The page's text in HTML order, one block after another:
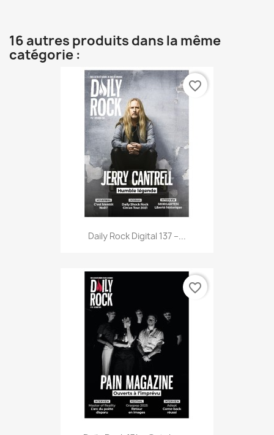
16 autres produits dans la même
catégorie :
Daily Rock Digital 137 –...
favorite_border
favorite_border